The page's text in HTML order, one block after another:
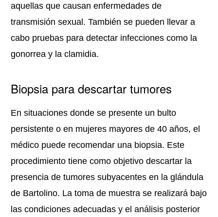
aquellas que causan enfermedades de
transmisión sexual. También se pueden llevar a
cabo pruebas para detectar infecciones como la
gonorrea y la clamidia.
Biopsia para descartar tumores
En situaciones donde se presente un bulto
persistente o en mujeres mayores de 40 años, el
médico puede recomendar una biopsia. Este
procedimiento tiene como objetivo descartar la
presencia de tumores subyacentes en la glándula
de Bartolino. La toma de muestra se realizará bajo
las condiciones adecuadas y el análisis posterior